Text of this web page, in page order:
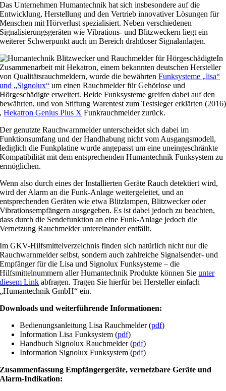
Das Unternehmen Humantechnik hat sich insbesondere auf die
Entwicklung, Herstellung und den Vertrieb innovativer Lösungen für
Menschen mit Hörverlust spezialisiert. Neben verschiedenen
Signalisierungsgeräten wie Vibrations- und Blitzweckern liegt ein
weiterer Schwerpunkt auch im Bereich drahtloser Signalanlagen.
In
Zusammenarbeit mit Hekatron, einem bekannten deutschen Hersteller
von Qualitätsrauchmeldern, wurde die bewährtenFunksysteme „lisa“
und „Signolux“ um einen Rauchmelder für Gehörlose und
Hörgeschädigte erweitert. Beide Funksysteme greifen dabei auf den
bewährten, und von Stiftung Warentest zum Testsieger erklärten (2016)
,Hekatron Genius Plus X Funkrauchmelder zurück.
Der genutzte Rauchwarnmelder unterscheidet sich dabei im
Funktionsumfang und der Handhabung nicht vom Ausgangsmodell,
lediglich die Funkplatine wurde angepasst um eine uneingeschränkte
Kompatibilität mit dem entsprechenden Humantechnik Funksystem zu
ermöglichen.
Wenn also durch eines der Installierten Geräte Rauch detektiert wird,
wird der Alarm an die Funk-Anlage weitergeleitet, und an
entsprechenden Geräten wie etwa Blitzlampen, Blitzwecker oder
Vibrationsempfängern ausgegeben. Es ist dabei jedoch zu beachten,
dass durch die Sendefunktion an eine Funk-Anlage jedoch die
Vernetzung Rauchmelder untereinander entfällt.
Im GKV-Hilfsmittelverzeichnis finden sich natürlich nicht nur die
Rauchwarnmelder selbst, sondern auch zahlreiche Signalsender- und
Empfänger für die Lisa und Signolux Funksysteme – die
Hilfsmittelnummern aller Humantechnik Produkte können Sieunter
diesem Link abfragen. Tragen Sie hierfür bei Hersteller einfach
„Humantechnik GmbH“ ein.
Downloads und weiterführende Informationen:
Bedienungsanleitung Lisa Rauchmelder (pdf)
Information Lisa Funksystem (pdf)
Handbuch Signolux Rauchmelder (pdf)
Information Signolux Funksystem (pdf)
Zusammenfassung Empfängergeräte, vernetzbare Geräte und
Alarm-Indikation: